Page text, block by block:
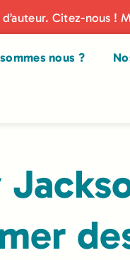
Citez-nous
nous ?